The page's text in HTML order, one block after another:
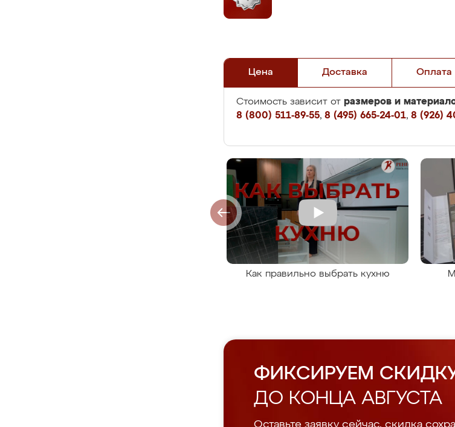
Цена Доставка Оплата
Стоимость зависит от размеров и
8 (800) 511-89-55, 8 (495) 665-24-01, 8 (926)
Как правильно выбрать кухню
ФИКСИРУЕМ
ДО КОНЦА АВГУСТА
Оставьте заявку сейчас, скидка